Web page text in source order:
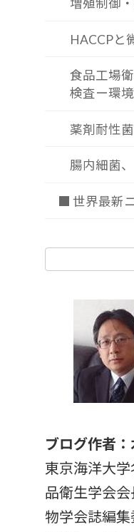
増殖制御
HACCPと
食品工場
検査ー環
薬剤耐性菌
腸内細菌
■ 世界最新
ブログ作者
東京海洋大
品衛生学会
物学会誌編